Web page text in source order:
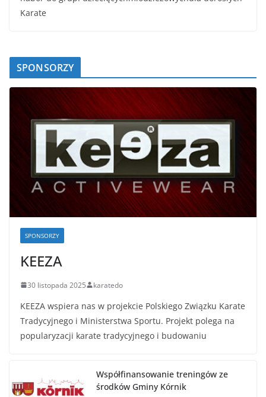
Karate
SPONSORZY
SPONSORZY
KEEZA
30 listopada 2025 karatedo
KEEZA wspiera nas w projekcie Polskiego Związku Karate
Tradycyjnego i Ministerstwa Sportu. Projekt polega na
popularyzacji karate tradycyjnego i budowaniu
Współfinansowanie treningów ze
środków Gminy Kórnik